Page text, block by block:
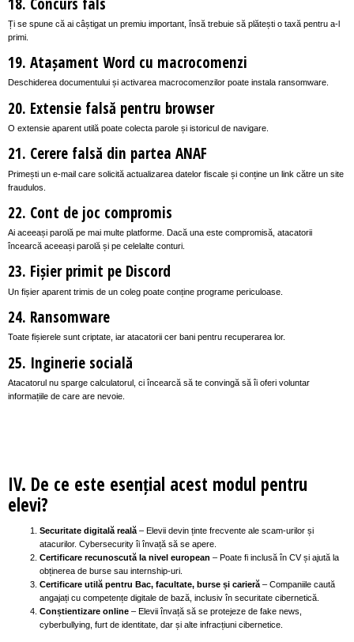
Ți se spune că ai câștigat un premiu important, însă trebuie să plătești o taxă pentru a-l
primi.
19. Atașament Word cu macrocomenzi
Deschiderea documentului și activarea macrocomenzilor poate instala ransomware.
20. Extensie falsă pentru browser
O extensie aparent utilă poate colecta parole și istoricul de navigare.
21. Cerere falsă din partea ANAF
Primești un e-mail care solicită actualizarea datelor fiscale și conține un link către un site
fraudulos.
22. Cont de joc compromis
Ai aceeași parolă pe mai multe platforme. Dacă una este compromisă, atacatorii
încearcă aceeași parolă și pe celelalte conturi.
23. Fișier primit pe Discord
Un fișier aparent trimis de un coleg poate conține programe periculoase.
24. Ransomware
Toate fișierele sunt criptate, iar atacatorii cer bani pentru recuperarea lor.
25. Inginerie socială
Atacatorul nu sparge calculatorul, ci încearcă să te convingă să îi oferi voluntar
informațiile de care are nevoie.
IV. De ce este esențial acest modul pentru
elevi?
Securitate digitală reală – Elevii devin ținte frecvente ale scam-urilor și
atacurilor. Cybersecurity îi învață să se apere.
Certificare recunoscută la nivel european – Poate fi inclusă în CV și ajută la
obținerea de burse sau internship-uri.
Certificare utilă pentru Bac, facultate, burse și carieră – Companiile caută
angajați cu competențe digitale de bază, inclusiv în securitate cibernetică.
Conștientizare online – Elevii învață să se protejeze de fake news,
cyberbullying, furt de identitate, dar și alte infracțiuni cibernetice.